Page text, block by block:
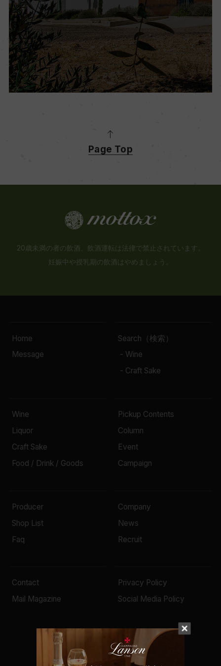
Page Top
20歳未満の者の飲酒、飲酒運転は法律で禁止されています。
妊娠中や授乳期の飲酒はやめましょう。
Home
Message
Search（検索）
- Wine
- Craft Sake
Wine
Liquor
Craft Sake
Food / Drink / Goods
Pickup Contents
Column
Event
Campaign
Producer
Shop List
Faq
Company
News
Recruit
Contact
Mail Magazine
Privacy Policy
Social Media Policy